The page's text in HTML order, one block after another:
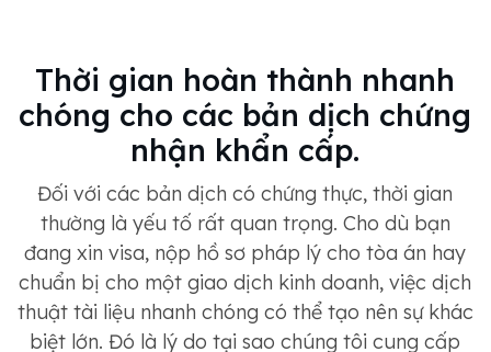
Thời gian hoàn thành nhanh
chóng cho các bản dịch chứng
nhận khẩn cấp.
Đối với các bản dịch có chứng thực, thời gian
thường là yếu tố rất quan trọng. Cho dù bạn
đang xin visa, nộp hồ sơ pháp lý cho tòa án hay
chuẩn bị cho một giao dịch kinh doanh, việc dịch
thuật tài liệu nhanh chóng có thể tạo nên sự khác
biệt lớn. Đó là lý do tại sao chúng tôi cung cấp